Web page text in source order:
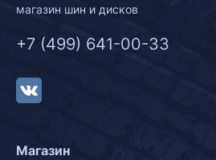
магазин шин и дисков
+7 (499) 641-00-33
Магазин